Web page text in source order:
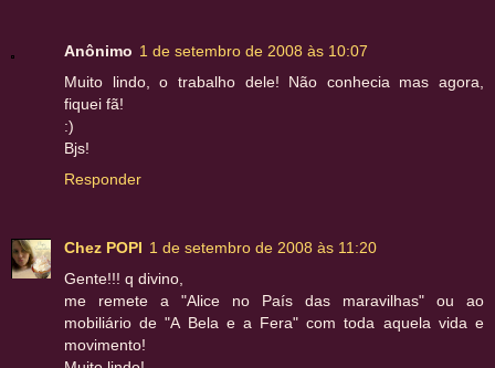
Anônimo 1 de setembro de 2008 às 10:07
Muito lindo, o trabalho dele! Não conhecia mas agora,
fiquei fã!
:)
Bjs!
Responder
Chez POPI 1 de setembro de 2008 às 11:20
Gente!!! q divino,
me remete a "Alice no País das maravilhas" ou ao
mobiliário de "A Bela e a Fera" com toda aquela vida e
movimento!